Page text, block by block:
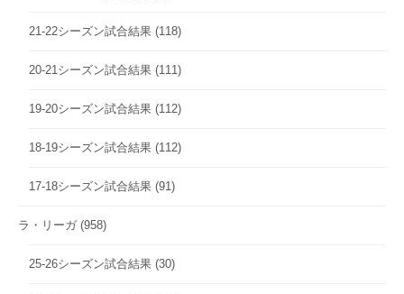
21-22シーズン試合結果 (118)
20-21シーズン試合結果 (111)
19-20シーズン試合結果 (112)
18-19シーズン試合結果 (112)
17-18シーズン試合結果 (91)
ラ・リーガ (958)
25-26シーズン試合結果 (30)